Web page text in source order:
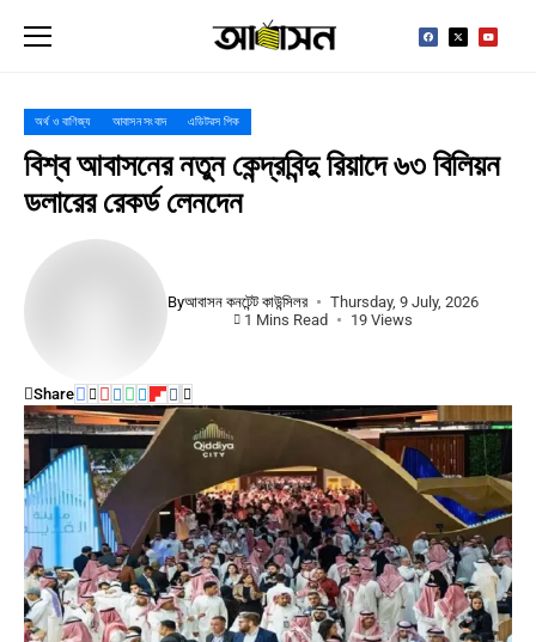
অর্থ ও বাণিজ্য আবাসন সংবাদ এডিটরস পিক
বিশ্ব আবাসনের নতুন কেন্দ্রবিন্দু রিয়াদে ৬৩ বিলিয়ন
ডলারের রেকর্ড লেনদেন
Byআবাসন কনটেন্ট কাউন্সিলর
Thursday, 9 July, 2026
1 Mins Read
19 Views
Share